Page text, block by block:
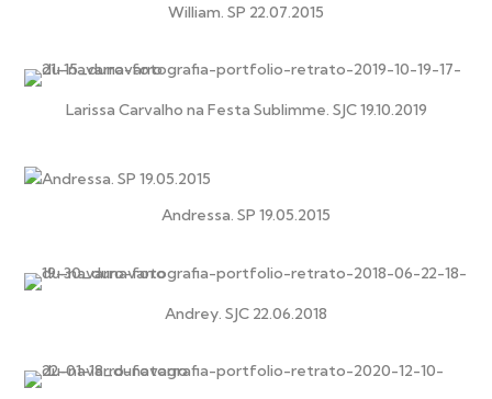
William. SP 22.07.2015
Larissa Carvalho na Festa Sublimme. SJC 19.10.2019
Andressa. SP 19.05.2015
Andrey. SJC 22.06.2018